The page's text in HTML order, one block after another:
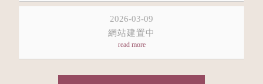
2026-03-09
網站建置中